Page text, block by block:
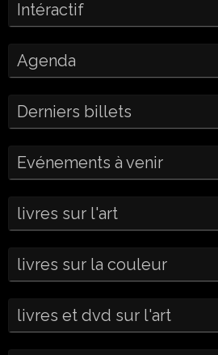
Intéractif
Agenda
Derniers billets
Evénements à venir
livres sur l'art
livres sur la couleur
livres et dvd sur l'art